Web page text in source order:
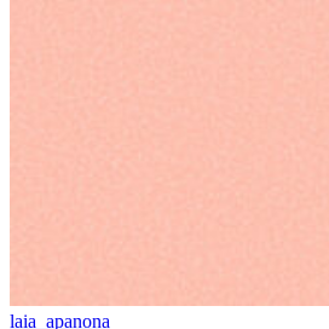
laia_apanona